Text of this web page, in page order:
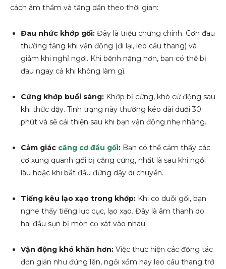
cách âm thầm và tăng dần theo thời gian:
Đau nhức khớp gối: Đây là triệu chứng chính. Cơn đau
thường tăng khi vận động (đi lại, leo cầu thang) và
giảm khi nghỉ ngơi. Khi bệnh nặng hơn, bạn có thể bị
đau ngay cả khi không làm gì.
Cứng khớp buổi sáng: Khớp bị cứng, khó cử động sau
khi thức dậy. Tình trạng này thường kéo dài dưới 30
phút và sẽ cải thiện sau khi bạn vận động nhẹ nhàng.
Cảm giác căng cơ đầu gối: Bạn có thể cảm thấy các
cơ xung quanh gối bị căng cứng, nhất là sau khi ngồi
lâu hoặc khi bắt đầu đứng dậy di chuyển.
Tiếng kêu lạo xạo trong khớp: Khi co duỗi gối, bạn
nghe thấy tiếng lục cục, lạo xạo. Đây là âm thanh do
hai đầu sụn bị mòn cọ xát vào nhau.
Vận động khó khăn hơn: Việc thực hiện các động tác
đơn giản như đứng lên, ngồi xổm hay leo cầu thang trở